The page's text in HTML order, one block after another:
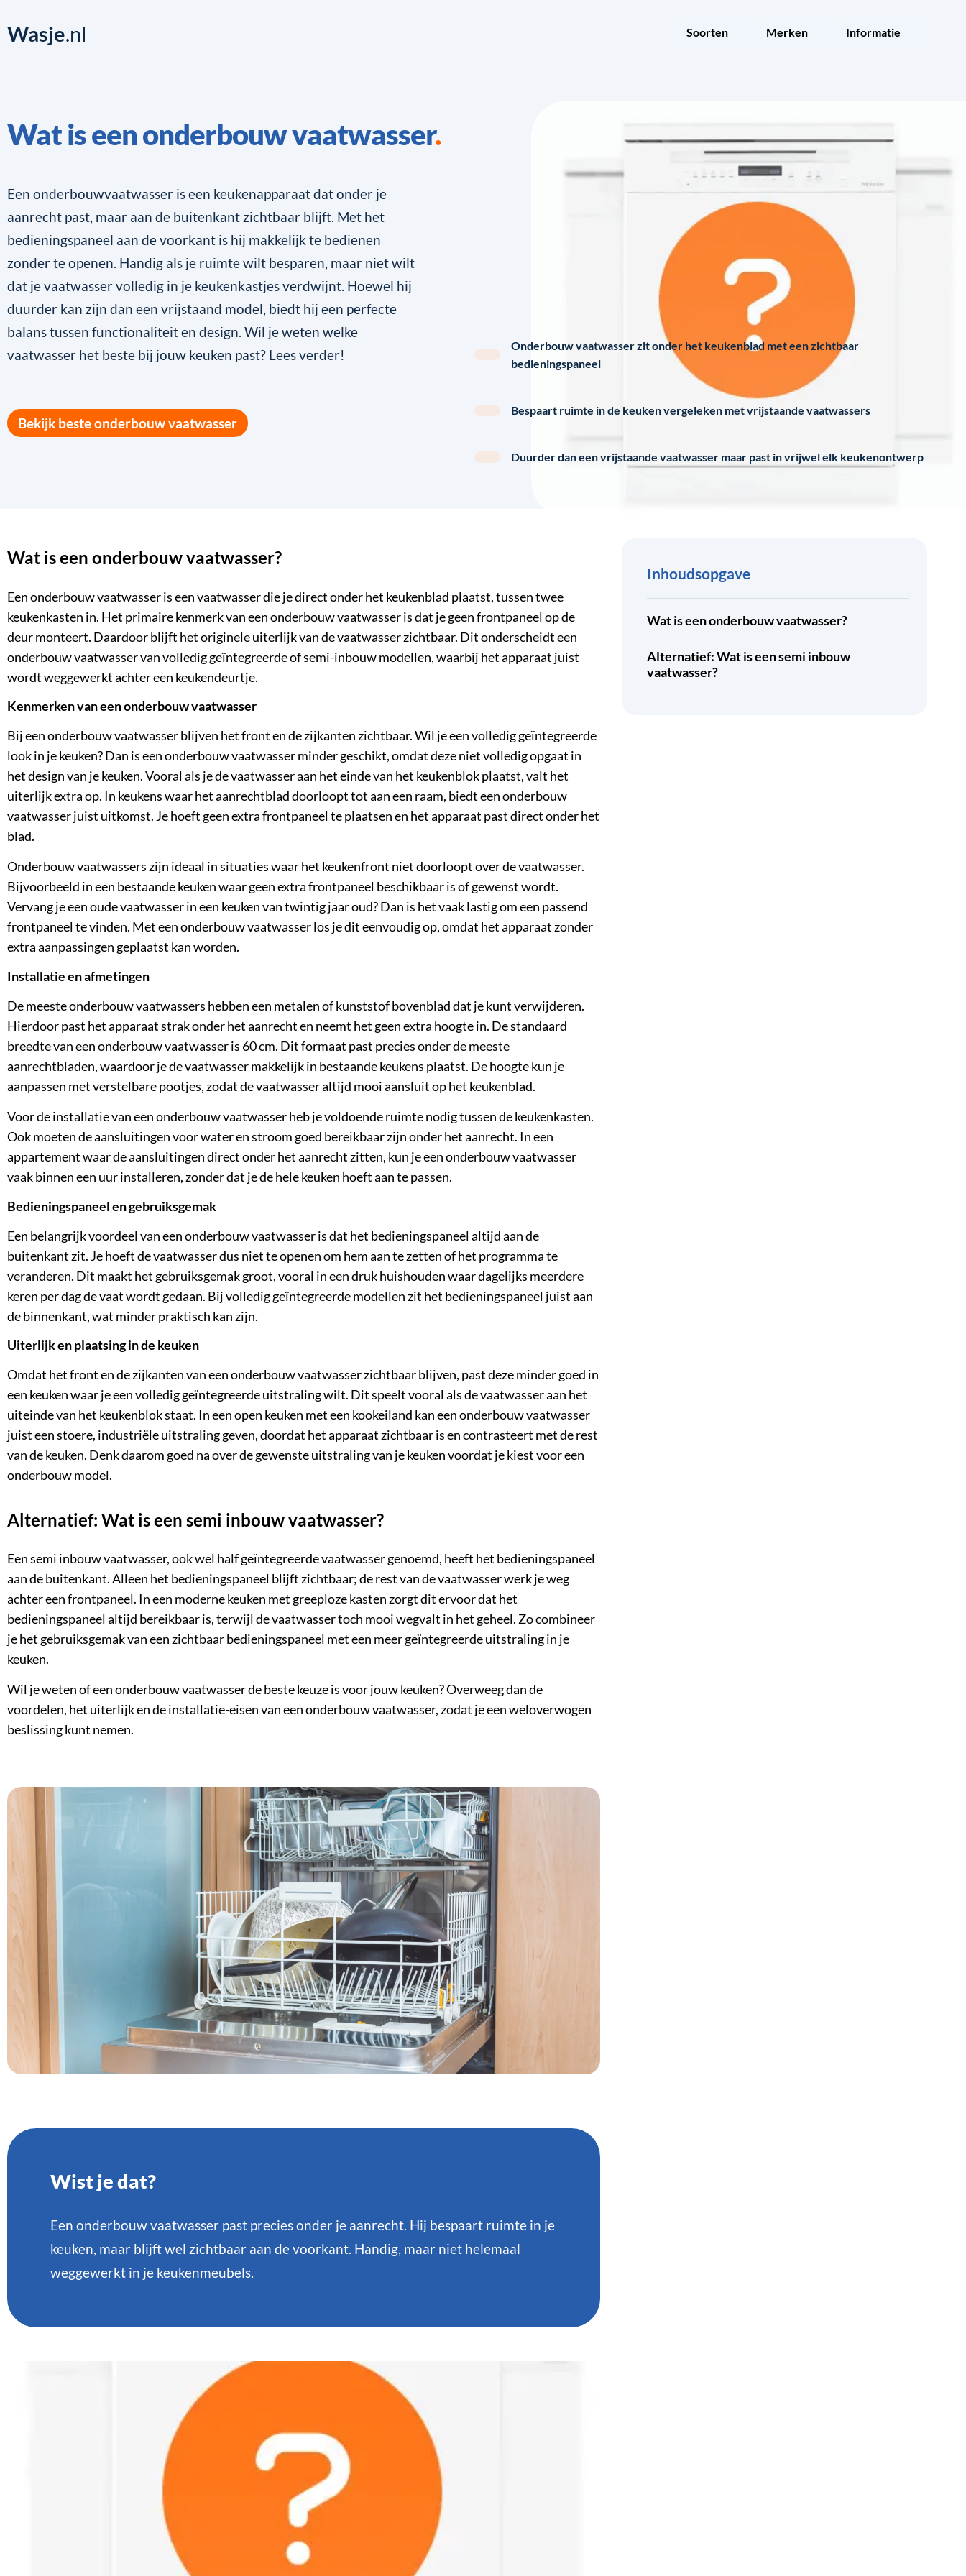
Wasje.nl Soorten Merken Informatie
Wat is een onderbouw vaatwasser
Een onderbouwvaatwasser is een keukenapparaat dat onder je
aanrecht past, maar aan de buitenkant zichtbaar blijft. Met het
bedieningspaneel aan de voorkant is hij makkelijk te bedienen
zonder te openen. Handig als je ruimte wilt besparen, maar niet wilt
dat je vaatwasser volledig in je keukenkastjes verdwijnt. Hoewel hij
duurder kan zijn dan een vrijstaand model, biedt hij een perfecte
balans tussen functionaliteit en design. Wil je weten welke
vaatwasser het beste bij jouw keuken past? Lees verder!
Bekijk beste onderbouw vaatwasser
Onderbouw vaatwasser zit onder het keukenblad met een zichtbaar
bedieningspaneel
Bespaart ruimte in de keuken vergeleken met vrijstaande vaatwassers
Duurder dan een vrijstaande vaatwasser maar past in vrijwel elk keukenontwerp
Wat is een onderbouw vaatwasser?
Een onderbouw vaatwasser is eenvaatwasserdie je direct onder het keukenblad plaatst, tussen twee
keukenkasten in. Het primaire kenmerk van een onderbouw vaatwasser is dat je geen frontpaneel op de
deur monteert. Daardoor blijft het originele uiterlijk van de vaatwasser zichtbaar. Dit onderscheidt een
onderbouw vaatwasser vanvolledig geïntegreerdeof semi-inbouw modellen, waarbij het apparaat juist
wordt weggewerkt achter een keukendeurtje.
Kenmerken van een onderbouw vaatwasser
Bij een onderbouw vaatwasser blijven het front en de zijkanten zichtbaar. Wil je een volledig geïntegreerde
look in je keuken? Dan is een onderbouw vaatwasser minder geschikt, omdat deze niet volledig opgaat in
het design van je keuken. Vooral als je de vaatwasser aan het einde van het keukenblok plaatst, valt het
uiterlijk extra op. In keukens waar het aanrechtblad doorloopt tot aan een raam, biedt een onderbouw
vaatwasser juist uitkomst. Je hoeft geen extra frontpaneel te plaatsen en het apparaat past direct onder het
blad.
Onderbouw vaatwassers zijn ideaal in situaties waar het keukenfront niet doorloopt over de vaatwasser.
Bijvoorbeeld in een bestaande keuken waar geen extra frontpaneel beschikbaar is of gewenst wordt.
Vervang je een oude vaatwasser in een keuken van twintig jaar oud? Dan is het vaak lastig om een passend
frontpaneel te vinden. Met een onderbouw vaatwasser los je dit eenvoudig op, omdat het apparaat zonder
extra aanpassingen geplaatst kan worden.
Installatie en afmetingen
De meeste onderbouw vaatwassers hebben een metalen of kunststof bovenblad dat je kunt verwijderen.
Hierdoor past het apparaat strak onder het aanrecht en neemt het geen extra hoogte in. De standaard
breedte van een onderbouw vaatwasser is 60 cm. Dit formaat past precies onder de meeste
aanrechtbladen, waardoor je de vaatwasser makkelijk in bestaande keukens plaatst. De hoogte kun je
aanpassen met verstelbare pootjes, zodat de vaatwasser altijd mooi aansluit op het keukenblad.
Voor de installatie van een onderbouw vaatwasser heb je voldoende ruimte nodig tussen de keukenkasten.
Ook moeten de aansluitingen voor water en stroom goed bereikbaar zijn onder het aanrecht. In een
appartement waar de aansluitingen direct onder het aanrecht zitten, kun je een onderbouw vaatwasser
vaak binnen een uur installeren, zonder dat je de hele keuken hoeft aan te passen.
Bedieningspaneel en gebruiksgemak
Een belangrijk voordeel van een onderbouw vaatwasser is dat het bedieningspaneel altijd aan de
buitenkant zit. Je hoeft de vaatwasser dus niet te openen om hem aan te zetten of het programma te
veranderen. Dit maakt het gebruiksgemak groot, vooral in een druk huishouden waar dagelijks meerdere
keren per dag de vaat wordt gedaan. Bij volledig geïntegreerde modellen zit het bedieningspaneel juist aan
de binnenkant, wat minder praktisch kan zijn.
Uiterlijk en plaatsing in de keuken
Omdat het front en de zijkanten van een onderbouw vaatwasser zichtbaar blijven, past deze minder goed in
een keuken waar je een volledig geïntegreerde uitstraling wilt. Dit speelt vooral als de vaatwasser aan het
uiteinde van het keukenblok staat. In een open keuken met een kookeiland kan een onderbouw vaatwasser
juist een stoere, industriële uitstraling geven, doordat het apparaat zichtbaar is en contrasteert met de rest
van de keuken. Denk daarom goed na over de gewenste uitstraling van je keuken voordat je kiest voor een
onderbouw model.
Alternatief: Wat is een semi inbouw vaatwasser?
Een semi inbouw vaatwasser, ook wel half geïntegreerde vaatwassergenoemd, heeft het bedieningspaneel
aan de buitenkant. Alleen het bedieningspaneel blijft zichtbaar; de rest van de vaatwasser werk je weg
achter een frontpaneel. In een moderne keuken met greeploze kasten zorgt dit ervoor dat het
bedieningspaneel altijd bereikbaar is, terwijl de vaatwasser toch mooi wegvalt in het geheel. Zo combineer
je het gebruiksgemak van een zichtbaar bedieningspaneel met een meer geïntegreerde uitstraling in je
keuken.
Wil je weten of eenonderbouw vaatwasserde beste keuze is voor jouw keuken? Overweeg dan de
voordelen, het uiterlijk en de installatie-eisen van een onderbouw vaatwasser, zodat je een weloverwogen
beslissing kunt nemen.
Inhoudsopgave
Wat is een onderbouw vaatwasser?
Alternatief: Wat is een semi inbouw
vaatwasser?
Wist je dat?
Een onderbouw vaatwasser past precies onder je aanrecht. Hij bespaart ruimte in je
keuken, maar blijft wel zichtbaar aan de voorkant. Handig, maar niet helemaal
weggewerkt in je keukenmeubels.